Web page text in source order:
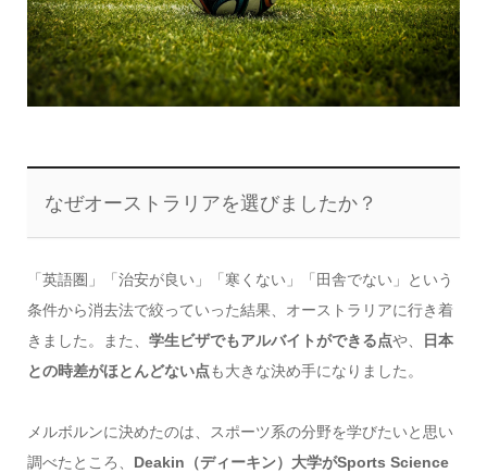
なぜオーストラリアを選びましたか？
「英語圏」「治安が良い」「寒くない」「田舎でない」という
条件から消去法で絞っていった結果、オーストラリアに行き着
きました。また、 学生ビザでもアルバイトができる点や、
日本
との時差がほとんどない点も大きな決め手になりました。
メルボルンに決めたのは、スポーツ系の分野を学びたいと思い
調べたところ、 Deakin（ディーキン）大学がSports Science